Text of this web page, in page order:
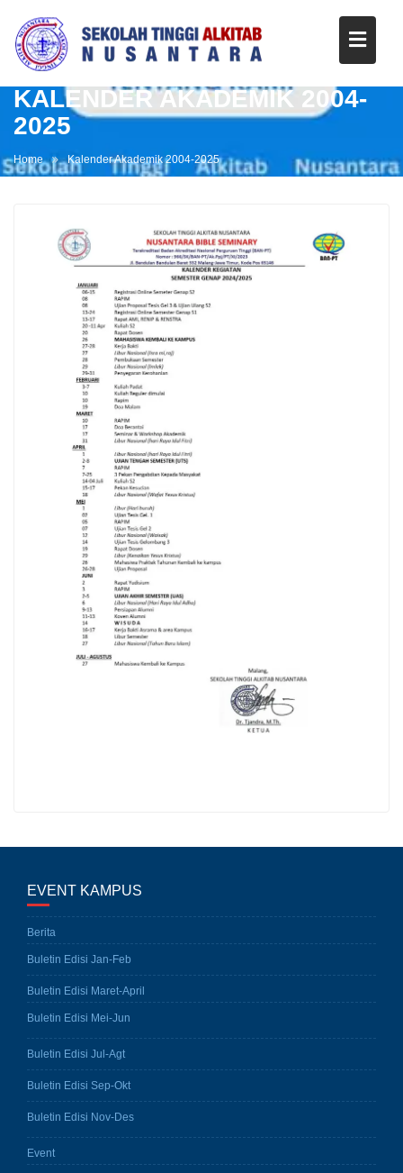
KALENDER AKADEMIK 2004-
2025
Home Kalender Akademik 2004-2025
EVENT KAMPUS
Berita
Buletin Edisi Jan-Feb
Buletin Edisi Maret-April
Buletin Edisi Mei-Jun
Buletin Edisi Jul-Agt
Buletin Edisi Sep-Okt
Buletin Edisi Nov-Des
Event